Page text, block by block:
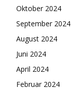
Oktober 2024
September 2024
August 2024
Juni 2024
April 2024
Februar 2024